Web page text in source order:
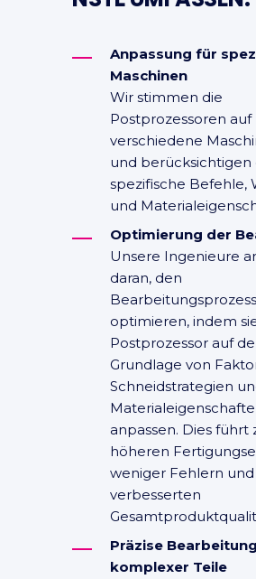
Anpassung für
Maschinen
Wir stimmen die
Postprozessoren auf
verschiedene
und berücksichtigen
spezifische Befehle,
und
Optimierung der
Unsere Ingenieure
daran, den
optimieren, indem
Postprozessor auf
Grundlage von
Schneidstrategien
anpassen. Dies führt
höheren
weniger Fehlern
verbesserten
Präzise Bearbeitung
komplexer Teile